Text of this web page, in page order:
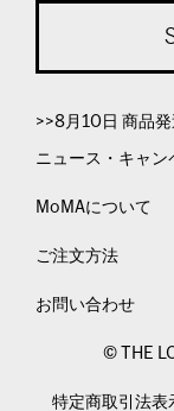
>>8月10日 商品
ニュース・キャン
MoMAについて
ご注文方法
お問い合わせ
© THE
特定商取引法表